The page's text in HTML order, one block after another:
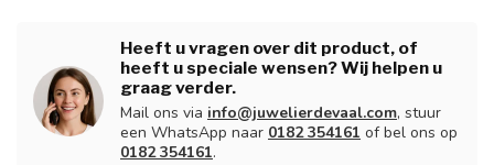
Heeft u vragen over dit product, of
heeft u speciale wensen? Wij helpen u
graag verder.
Mail ons via info@juwelierdevaal.com, stuur
een WhatsApp naar 0182 354161 of bel ons op
0182 354161.